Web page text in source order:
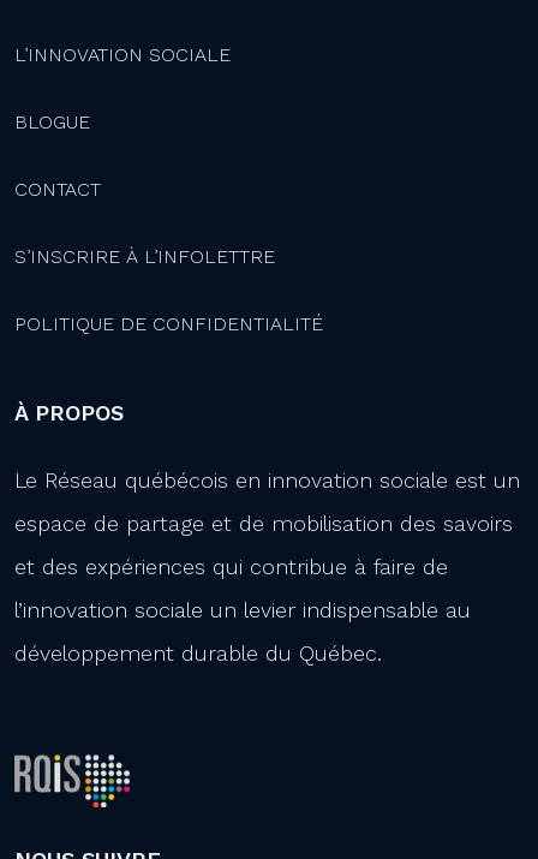
L’INNOVATION SOCIALE
BLOGUE
CONTACT
S’INSCRIRE À L’INFOLETTRE
POLITIQUE DE CONFIDENTIALITÉ
À PROPOS
Le Réseau québécois en innovation sociale est un
espace de partage et de mobilisation des savoirs
et des expériences qui contribue à faire de
l’innovation sociale un levier indispensable au
développement durable du Québec.